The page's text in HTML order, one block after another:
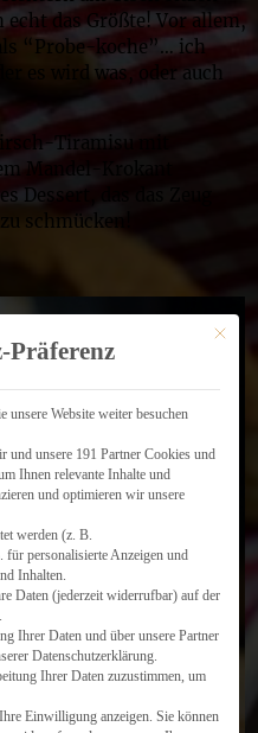
das Größte! Vor allem,
“Probe-koche”… ich
es wird was, oder auch
Tiramisu mit
Mandel-Krokant
das das Zeug
schmücken!
Mit
Präferenz
Website weiter besuchen
unsere 191 Partner Cookies und
Ihnen relevante Inhalte und
und optimieren wir unsere
werden (z. B.
personalisierte Anzeigen und
Inhalten.
Daten (jederzeit widerrufbar) auf der
.
Ihrer Daten und über unsere Partner
Datenschutzerklärung.
Ihrer Daten zuzustimmen, um
Einwilligung anzeigen. Sie können